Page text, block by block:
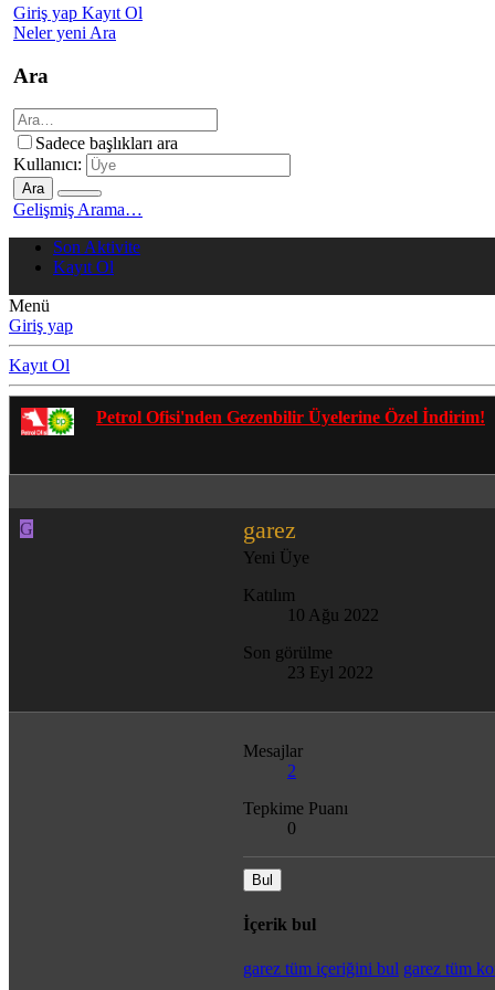
Giriş yap Kayıt Ol
Neler yeni Ara
Ara
Sadece başlıkları ara
Kullanıcı:
Ara
Gelişmiş Arama…
Son Aktivite
Kayıt Ol
Menü
Giriş yap
Kayıt Ol
Gezenbilir Whatsapp Grupları'na Katılmak İçin
G garez
Yeni Üye
Katılım
10 Ağu 2022
Son görülme
23 Eyl 2022
Mesajlar
2
Tepkime Puanı
0
Bul
İçerik bul
garez tüm içeriğini bul garez tüm